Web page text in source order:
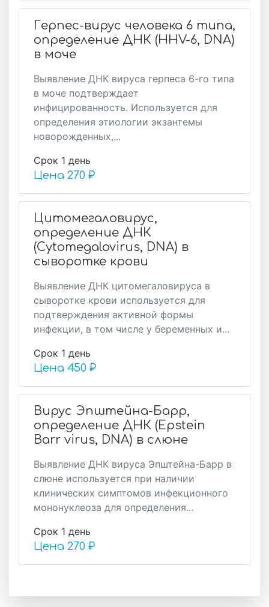
Герпес-вирус человека 6 типа,
определение ДНК (HHV-6, DNA)
в моче
Выявление ДНК вируса герпеса 6-го типа
в моче подтверждает
инфицированность. Используется для
определения этиологии экзантемы
новорожденных,...
Срок 1 день
Цена 270 ₽
Цитомегаловирус,
определение ДНК
(Cytomegalovirus, DNA) в
сыворотке крови
Выявление ДНК цитомегаловируса в
сыворотке крови используется для
подтверждения активной формы
инфекции, в том числе у беременных и...
Срок 1 день
Цена 450 ₽
Вирус Эпштейна-Барр,
определение ДНК (Epstein
Barr virus, DNA) в слюне
Выявление ДНК вируса Эпштейна-Барр в
слюне используется при наличии
клинических симптомов инфекционного
мононуклеоза для определения...
Срок 1 день
Цена 270 ₽